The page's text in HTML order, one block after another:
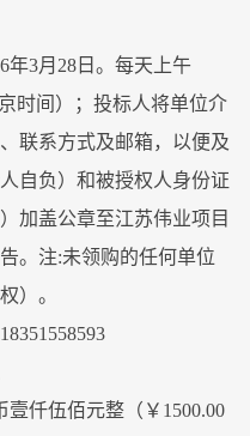
年3月28日。每天上午
时间）；投标人将单位介
联系方式及邮箱，以便及
自负）和被授权人身份证
加盖公章至江苏伟业项目
。注:未领购的任何单位
）。
仟伍佰元整（￥1500.00